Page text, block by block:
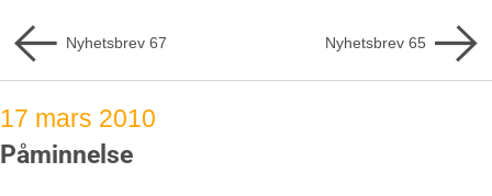
Nyhetsbrev 67 Nyhetsbrev 65
17 mars 2010
Påminnelse